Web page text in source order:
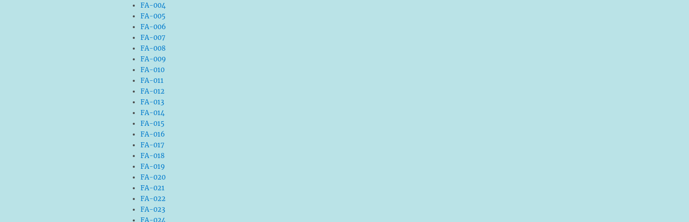
FA-004
FA-005
FA-006
FA-007
FA-008
FA-009
FA-010
FA-011
FA-012
FA-013
FA-014
FA-015
FA-016
FA-017
FA-018
FA-019
FA-020
FA-021
FA-022
FA-023
FA-024